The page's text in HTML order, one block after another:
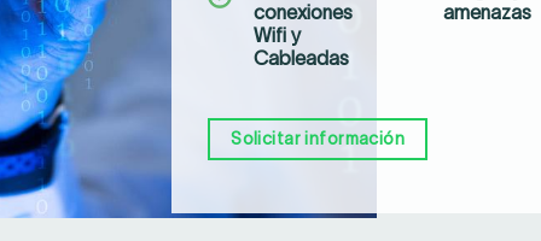
conexiones
Wifi y
Cableadas
amenazas
Solicitar información